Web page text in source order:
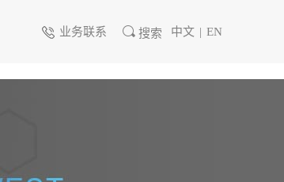
业务联系 中文 | EN
搜索